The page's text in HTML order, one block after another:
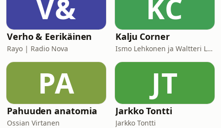
Morphew katosi äitienpäivänä kesken
perinteisen pyörälenk
V&
Verho & Eerikäinen
Rayo | Radio Nova
KC
Kalju Corner
Ismo Lehkonen ja Waltteri Lehkonen
PA
Pahuuden anatomia
Ossian Virtanen
JT
Jarkko Tontti
Jarkko Tontti